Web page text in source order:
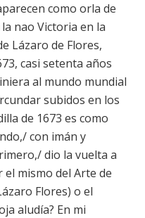
como orla de
nao Victoria en la
Lázaro de Flores,
casi setenta años
al mundo mundial
subidos en los
de 1673 es como
con imán y
dio la vuelta a
el mismo del Arte de
Flores) o el
aludía? En mi